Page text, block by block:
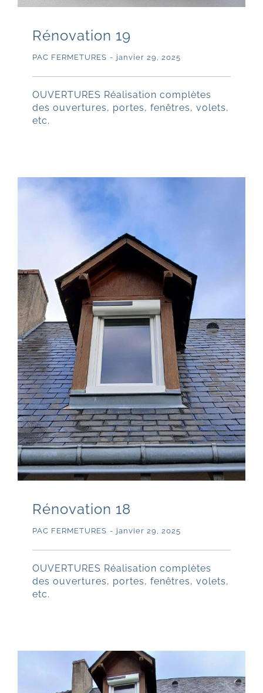
Rénovation 19
PAC FERMETURES - janvier 29, 2025
OUVERTURES Réalisation complètes
des ouvertures, portes, fenêtres, volets,
etc.
Rénovation 18
PAC FERMETURES - janvier 29, 2025
OUVERTURES Réalisation complètes
des ouvertures, portes, fenêtres, volets,
etc.